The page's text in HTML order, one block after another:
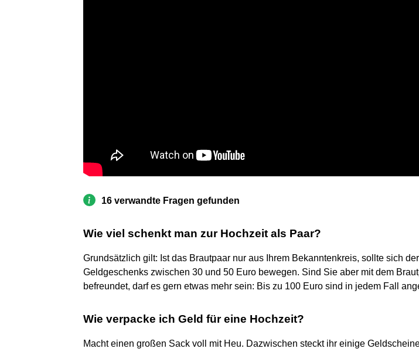
16 verwandte Fragen gefunden
Wie viel schenkt man zur Hochzeit als Paar?
Grundsätzlich gilt: Ist das Brautpaar nur aus Ihrem Bekanntenkreis, sollte sich
Geldgeschenks zwischen 30 und 50 Euro bewegen. Sind Sie aber mit dem
befreundet, darf es gern etwas mehr sein: Bis zu 100 Euro sind in jedem Fall
Wie verpacke ich Geld für eine Hochzeit?
Macht einen großen Sack voll mit Heu. Dazwischen steckt ihr einige